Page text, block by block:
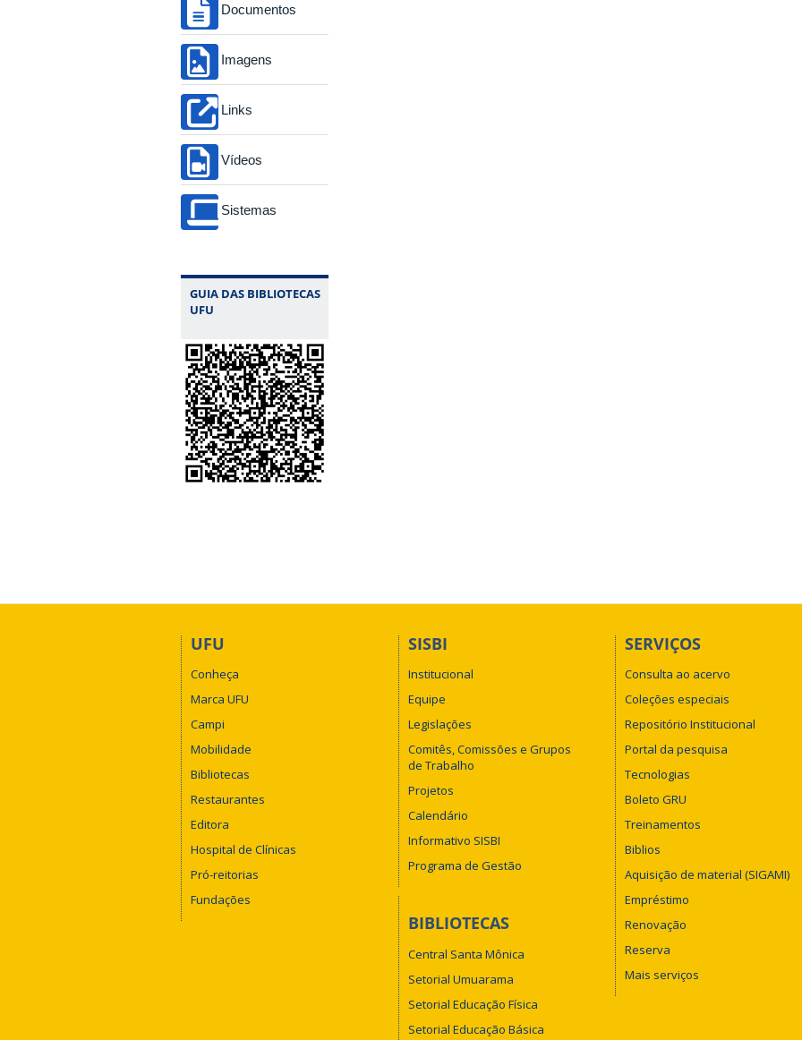
Documentos
Imagens
Links
Vídeos
Sistemas
GUIA DAS BIBLIOTECAS
UFU
UFU
Conheça
Marca UFU
Campi
Mobilidade
Bibliotecas
Restaurantes
Editora
Hospital de Clínicas
Pró-reitorias
Fundações
SISBI
Institucional
Equipe
Legislações
Comitês, Comissões e Grupos
de Trabalho
Projetos
Calendário
Informativo SISBI
Programa de Gestão
BIBLIOTECAS
Central Santa Mônica
Setorial Umuarama
Setorial Educação Física
Setorial Educação Básica
SERVIÇOS
Consulta ao acervo
Coleções especiais
Repositório Institucional
Portal da pesquisa
Tecnologias
Boleto GRU
Treinamentos
Biblios
Aquisição de material (SIGAMI)
Empréstimo
Renovação
Reserva
Mais serviços